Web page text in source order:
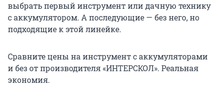
выбрать первый инструмент или дачную технику
с аккумулятором. А последующие — без него, но
подходящие к этой линейке.
Сравните цены на инструмент с аккумуляторами
и без от производителя «ИНТЕРСКОЛ». Реальная
экономия.